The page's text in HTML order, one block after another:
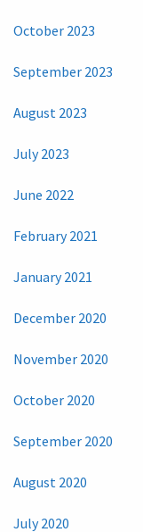
October 2023
September 2023
August 2023
July 2023
June 2022
February 2021
January 2021
December 2020
November 2020
October 2020
September 2020
August 2020
July 2020